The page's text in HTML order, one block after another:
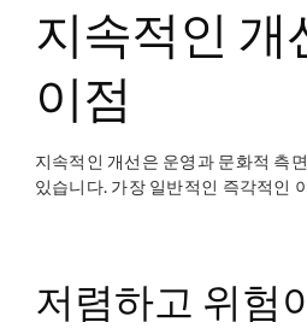
지속적인 개
이점
지속적인 개선은 운영과 문화적 측
있습니다. 가장 일반적인 즉각적인
저렴하고 위험